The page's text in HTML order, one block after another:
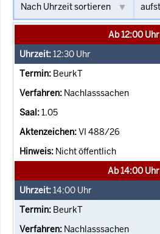
Ab 12:00 Uhr
12:30 Uhr
BeurkT
Nachlasssachen
1.05
VI 488/26
Nicht öffentlich
Ab 14:00 Uhr
14:00 Uhr
BeurkT
Nachlasssachen